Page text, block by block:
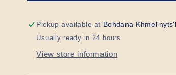
Pickup available at Bohdana
Usually ready in 24 hours
View store information